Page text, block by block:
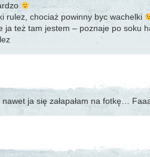
rulez, chociaż powinny byc wachelki
ja też tam jestem – poznaje po soku
nawet ja się załapałam na fotkę…